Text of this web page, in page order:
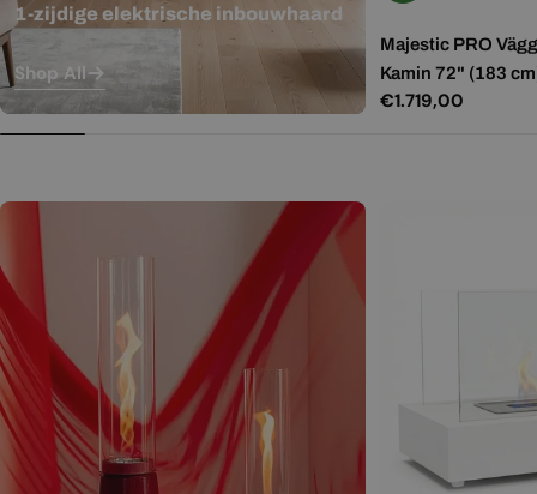
1-zijdige elektrische inbouwhaard
Shop All
Majestic PRO
Kamin 72" (183
Normale
€1.719,00